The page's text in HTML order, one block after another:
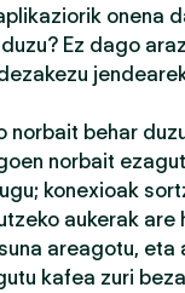
onena
Ez dago
norbait behar
norbait
konexioak
aukerak
areagotu,
kafea zuri